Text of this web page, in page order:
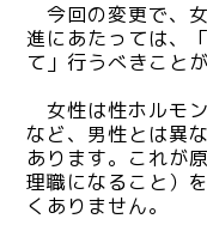
今回の変更で、
進にあたっては、
て」行うべきこと
女性は性ホルモ
など、男性とは異
あります。これが
理職になること）
くありません。